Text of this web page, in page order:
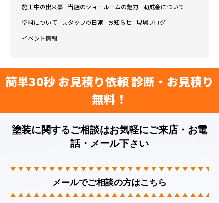
施工中の出来事 当店のショールームの魅力 助成金について
塗料について スタッフの日常 お知らせ 現場ブログ
イベント情報
簡単30秒 お見積り依頼 診断・お見積り
無料！
塗装に関するご相談はお気軽にご来店・お電
話・メール下さい
メールでご相談の方はこちら